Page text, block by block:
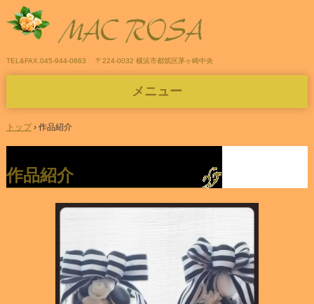
TEL&FAX.045-944-0863 〒224-0032 横浜市都筑区茅ヶ崎中央
メニュー
ン
へ
ス
トップ › 作品紹介
作品紹介